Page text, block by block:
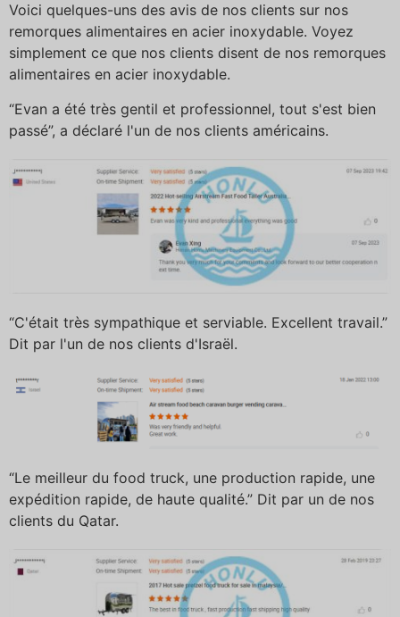
Voici quelques-uns des avis de nos clients sur nos
remorques alimentaires en acier inoxydable. Voyez
simplement ce que nos clients disent de nos remorques
alimentaires en acier inoxydable.
“Evan a été très gentil et professionnel, tout s'est bien
passé”, a déclaré l'un de nos clients américains.
“C'était très sympathique et serviable. Excellent travail.”
Dit par l'un de nos clients d'Israël.
“Le meilleur du food truck, une production rapide, une
expédition rapide, de haute qualité.” Dit par un de nos
clients du Qatar.